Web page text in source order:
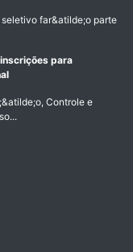
far&atilde;o parte
para
Controle e